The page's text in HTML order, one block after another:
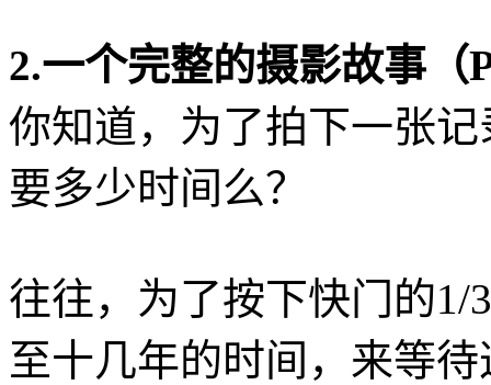
2.一个完整的摄影故事（
你知道，为了拍下一张
要多少时间么？
往往，为了按下快门的1/
至十几年的时间，来等